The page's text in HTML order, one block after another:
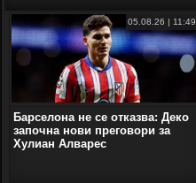
05.08.26 | 11:49
Барселона не се отказва: Деко
започна нови преговори за
Хулиан Алварес